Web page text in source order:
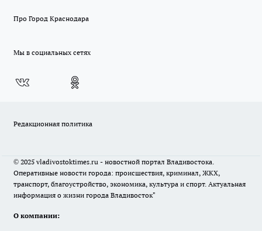
Про Город Краснодара
Мы в социальных сетях
Редакционная политика
© 2025 vladivostoktimes.ru - новостной портал Владивостока.
Оперативные новости города: происшествия, криминал, ЖКХ,
транспорт, благоустройство, экономика, культура и спорт. Актуальная
информация о жизни города Владивосток"
О компании: